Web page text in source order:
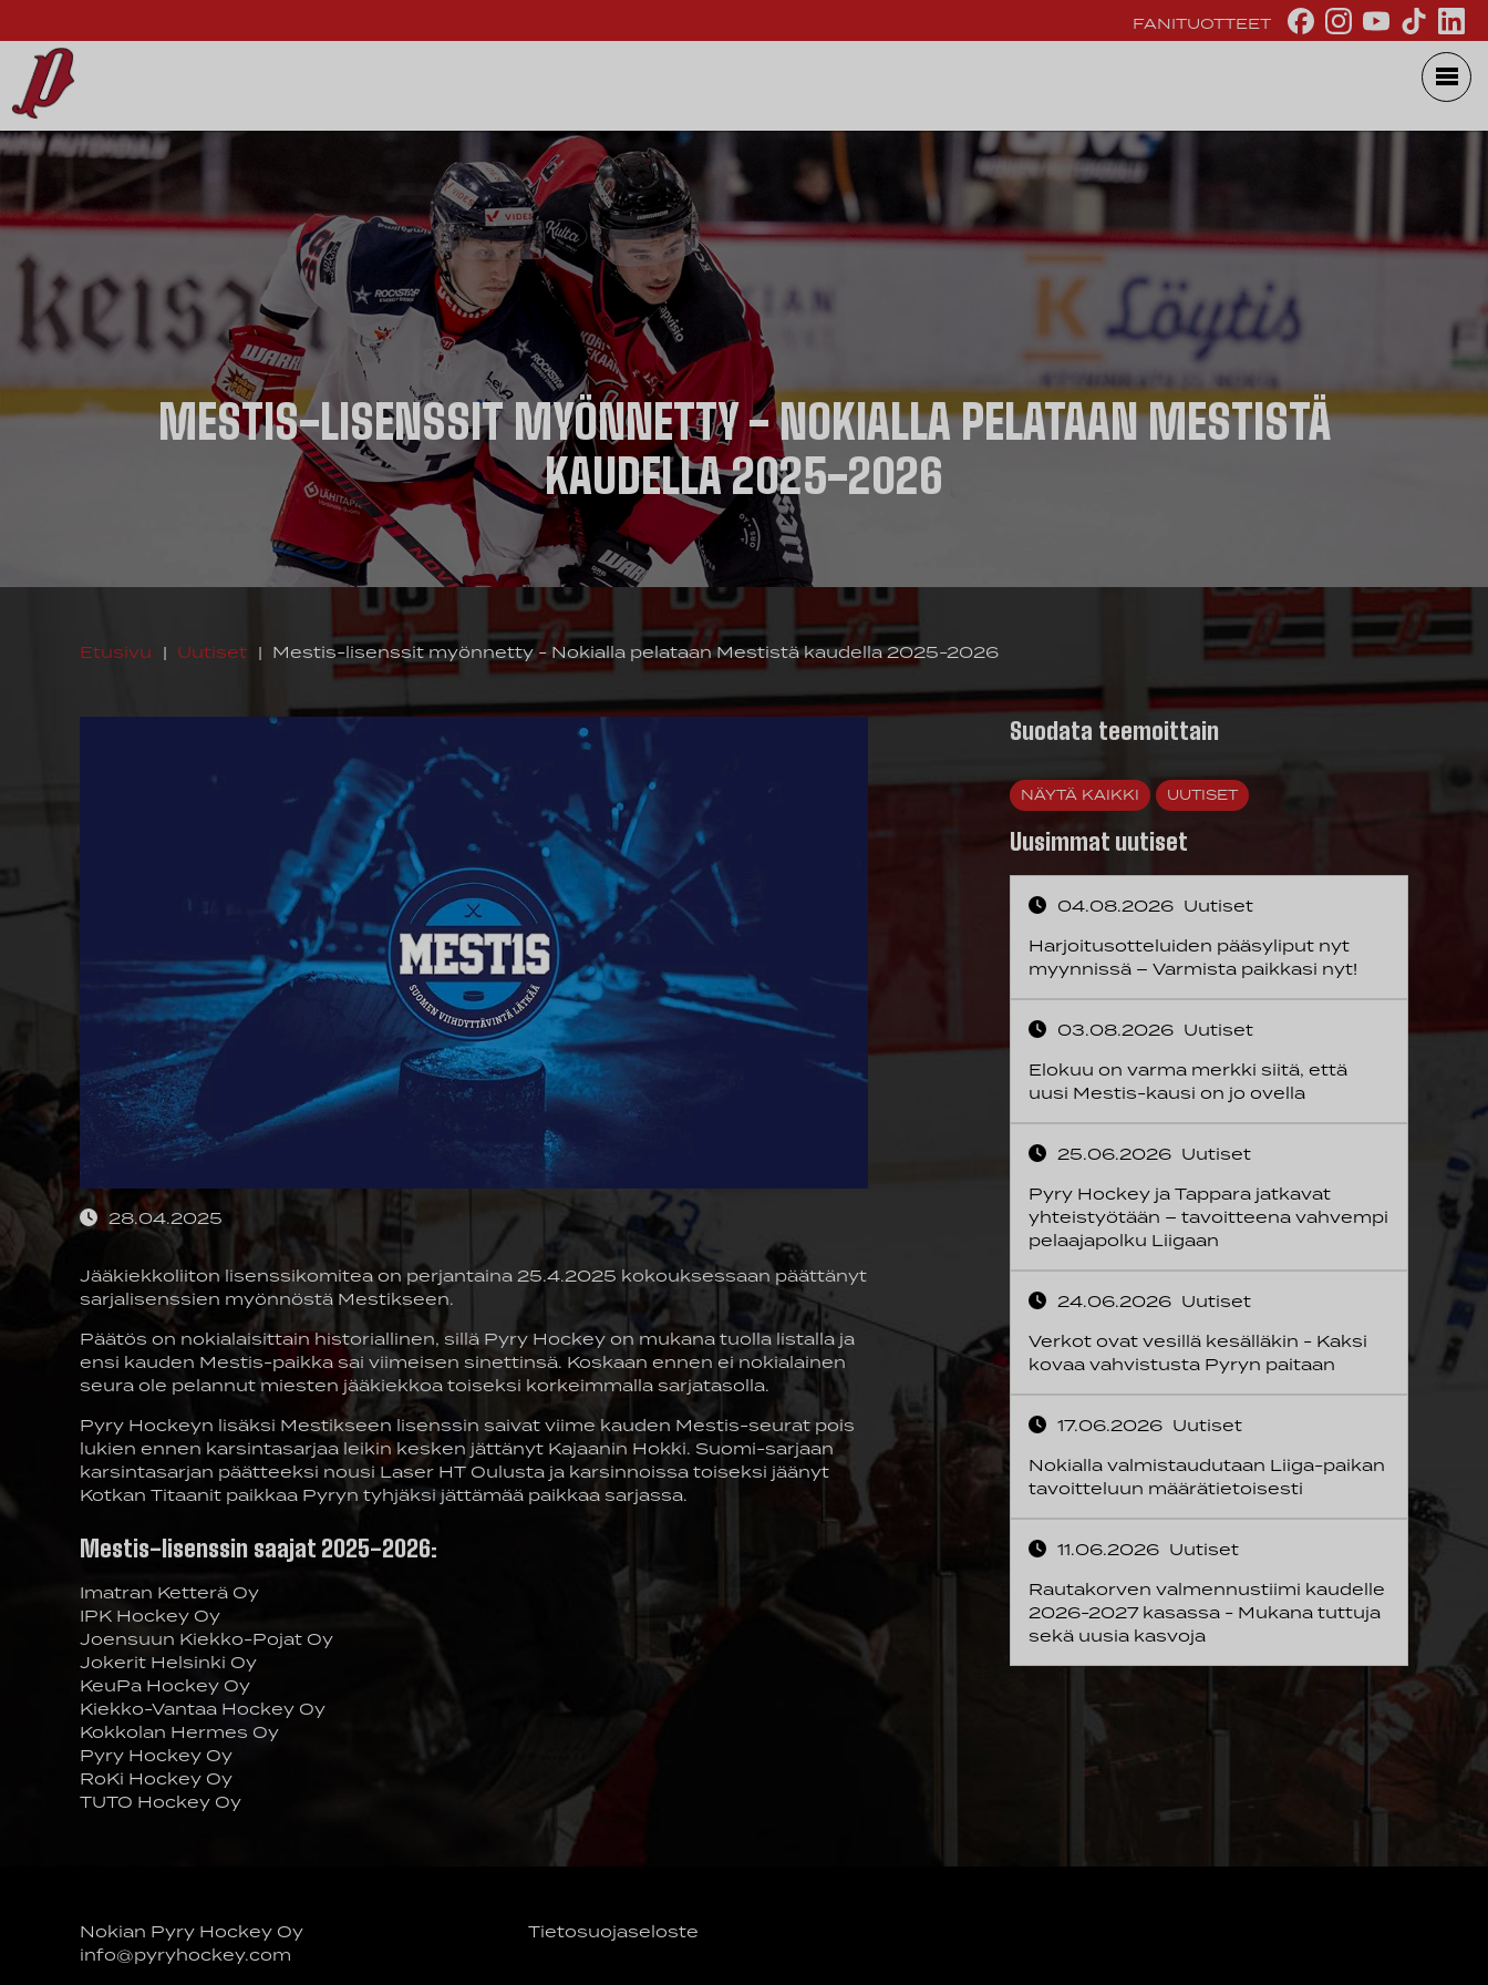
FANITUOTTEET
MESTIS-LISENSSIT MYÖNNETTY - NOKIALLA PELATAAN MESTISTÄ
KAUDELLA 2025-2026
Etusivu | Uutiset | Mestis-lisenssit myönnetty - Nokialla pelataan Mestistä kaudella 2025-2026
28.04.2025
Jääkiekkoliiton lisenssikomitea on perjantaina 25.4.2025 kokouksessaan päättänyt
sarjalisenssien myönnöstä Mestikseen.
Päätös on nokialaisittain historiallinen, sillä Pyry Hockey on mukana tuolla listalla ja
ensi kauden Mestis-paikka sai viimeisen sinettinsä. Koskaan ennen ei nokialainen
seura ole pelannut miesten jääkiekkoa toiseksi korkeimmalla sarjatasolla.
Pyry Hockeyn lisäksi Mestikseen lisenssin saivat viime kauden Mestis-seurat pois
lukien ennen karsintasarjaa leikin kesken jättänyt Kajaanin Hokki. Suomi-sarjaan
karsintasarjan päätteeksi nousi Laser HT Oulusta ja karsinnoissa toiseksi jäänyt
Kotkan Titaanit paikkaa Pyryn tyhjäksi jättämää paikkaa sarjassa.
Mestis-lisenssin saajat 2025-2026:
Imatran Ketterä Oy
IPK Hockey Oy
Joensuun Kiekko-Pojat Oy
Jokerit Helsinki Oy
KeuPa Hockey Oy
Kiekko-Vantaa Hockey Oy
Kokkolan Hermes Oy
Pyry Hockey Oy
RoKi Hockey Oy
TUTO Hockey Oy
Suodata teemoittain
NÄYTÄ KAIKKI UUTISET
Uusimmat uutiset
04.08.2026 Uutiset
Harjoitusotteluiden pääsyliput nyt
myynnissä – Varmista paikkasi nyt!
03.08.2026 Uutiset
Elokuu on varma merkki siitä, että
uusi Mestis-kausi on jo ovella
25.06.2026 Uutiset
Pyry Hockey ja Tappara jatkavat
yhteistyötään – tavoitteena vahvempi
pelaajapolku Liigaan
24.06.2026 Uutiset
Verkot ovat vesillä kesälläkin - Kaksi
kovaa vahvistusta Pyryn paitaan
17.06.2026 Uutiset
Nokialla valmistaudutaan Liiga-paikan
tavoitteluun määrätietoisesti
11.06.2026 Uutiset
Rautakorven valmennustiimi kaudelle
2026-2027 kasassa - Mukana tuttuja
sekä uusia kasvoja
Nokian Pyry Hockey Oy
info@pyryhockey.com
Tietosuojaseloste